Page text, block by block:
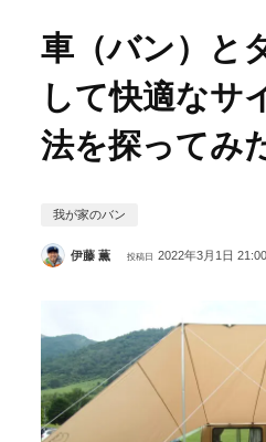
車（バン）と
して快適なサ
法を探ってみ
我が家のバン
伊藤 薫 投稿日 2022年3月1日 21:00